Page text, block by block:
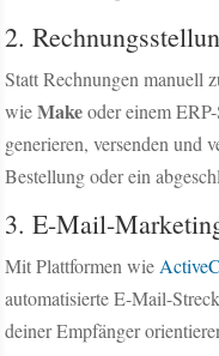
2.
Statt Rechnungen manuell
wieMakeoder einem
generieren, versenden und
Bestellung oder ein
3. E-Mail-
Mit Plattformen wie
automatisierte E-Mail-
deiner Empfänger